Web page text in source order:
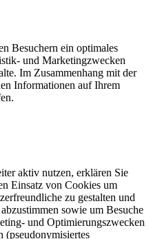
Besuchern ein optimales
und Marketingzwecken
Im Zusammenhang mit der
Informationen auf Ihrem
aktiv nutzen, erklären Sie
Einsatz von Cookies um
zu gestalten und
sowie um Besuche
und Optimierungszwecken
(pseudonymisiertes